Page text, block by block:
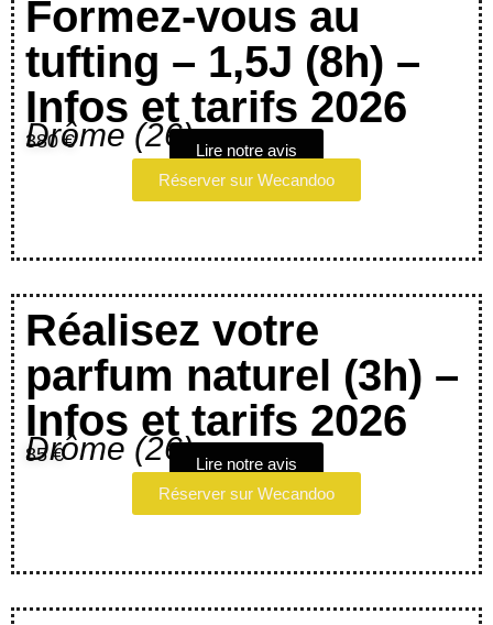
Formez-vous au
tufting – 1,5J (8h) –
Infos et tarifs 2026
Drôme (26)
380 €
Lire notre avis
Réserver sur Wecandoo
Réalisez votre
parfum naturel (3h) –
Infos et tarifs 2026
Drôme (26)
85 €
Lire notre avis
Réserver sur Wecandoo